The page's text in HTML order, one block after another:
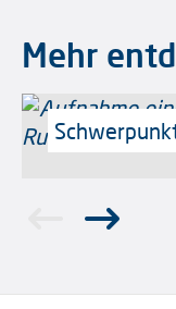
Mehr